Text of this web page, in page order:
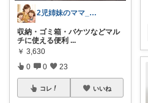
2児姉妹のママ_aoaka
収納・ゴミ箱・バケツなどマル
チに使える便利 ...
￥ 3,630
0 0 23
コレ いいね